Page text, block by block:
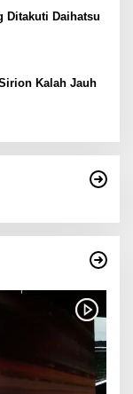
Ditakuti Daihatsu
Kalah Jauh